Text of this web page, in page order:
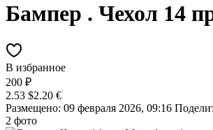
Бампер . Чехол 14
В избранное
200 ₽
2.53 $2.20 €
Размещено: 09 февраля 2026, 09:16
2 фото